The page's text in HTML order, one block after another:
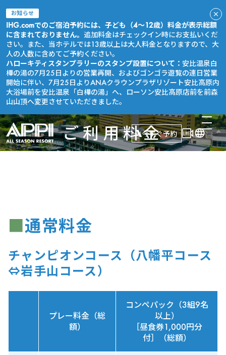
お知らせ
IHG.comでのご宿泊予約には、子ども（4～12歳）料金が表示総額
に含まれておりません。 追加料金はチェックイン時にお支払いくだ
さい。また、当ホテルでは13歳以上は大人料金となりますので、大
人の人数に含めてご予約ください。
ハローキティスタンプラリーのスタンプ設置について： 安比温泉白
樺の湯の7月25日よりの営業再開、およびゴンゴラ遊覧の連日営業
開始に伴い、7月25日よりANAクラウンプラザリゾート安比高原内
大浴場前を安比温泉「白樺の湯」へ、ローソン安比高原店前を前森
山山頂へ変更させていただきました。
今すぐ予約
ご利用料金
■通常料金
チャンピオンコース（八幡平コース
⇔岩手山コース）
プレー料金（総
額）
コンペパック（3組9名
以上）
［昼食券1,000円分
付］（総額）